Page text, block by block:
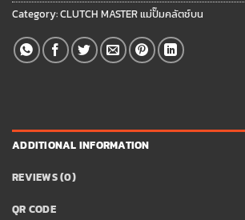
Category:CLUTCH MASTER แม่ปั๊มคลัตช์บน
ADDITIONAL INFORMATION
REVIEWS (0)
QR CODE